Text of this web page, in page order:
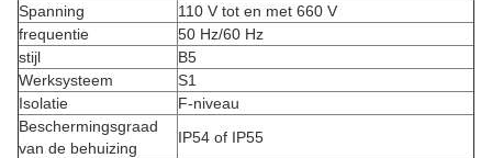
Spanning
110 V tot en met 660 V
frequentie
50 Hz/60 Hz
stijl
B5
Werksysteem
S1
Isolatie
F-niveau
Beschermingsgraad
van de behuizing
IP54 of IP55